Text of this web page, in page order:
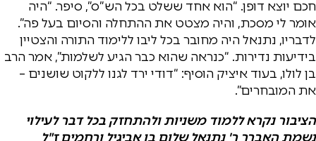
חכם יוצא דופן. “הוא אחד ששלט בכל הש”ס”, סיפר. “היה
אומר לי מסכת, והיה מצטט את ההתחלה והסיום בעל פה”.
לדבריו, נתנאל היה מחובר בכל ליבו ללימוד התורה והצטיין
בידיעות נדירות. “כנראה שהוא כבר הגיע לשלמות”, אמר הרב
בן לולו, בעוד איציק הוסיף: “דודי ירד לגנו ללקוט שושנים –
את המובחרים”.
הציבור נקרא ללמוד משניות ולהתחזק בכל דבר לעילוי
נשמת האברך ר' נתנאל שלום בן אביגיל ורחמים ז"ל